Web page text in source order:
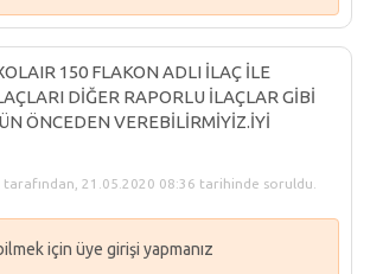
150 FLAKON ADLI İLAÇ İLE
DİĞER RAPORLU İLAÇLAR GİBİ
ÖNCEDEN VEREBİLİRMİYİZ.İYİ
tarafından, 21.05.2020 08:36 tarihinde soruldu.
için üye girişi yapmanız